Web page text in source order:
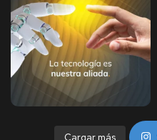
Cargar más